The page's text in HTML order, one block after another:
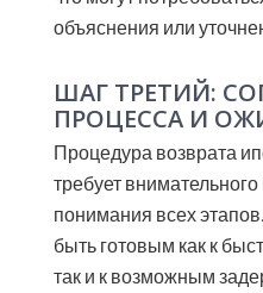
объяснения или
ШАГ ТРЕТИЙ:
ПРОЦЕССА И
Процедура возврата
требует
понимания всех
быть готовым как к
так и к возможным